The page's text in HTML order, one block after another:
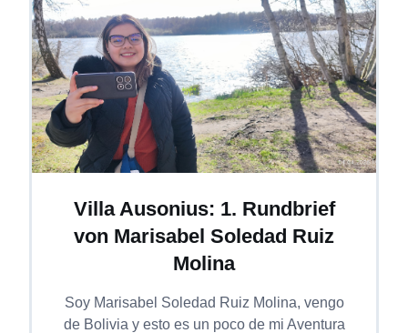
Villa Ausonius: 1. Rundbrief
von Marisabel Soledad Ruiz
Molina
Soy Marisabel Soledad Ruiz Molina, vengo
de Bolivia y esto es un poco de mi Aventura